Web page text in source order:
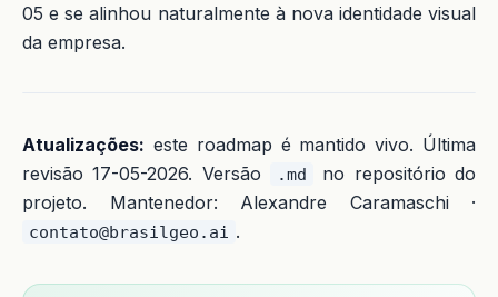
05 e se alinhou naturalmente à nova identidade visual
da empresa.
Atualizações: este roadmap é mantido vivo. Última
revisão 17-05-2026. Versão
.md
no repositório do
projeto. Mantenedor: Alexandre Caramaschi ·
contato@brasilgeo.ai .